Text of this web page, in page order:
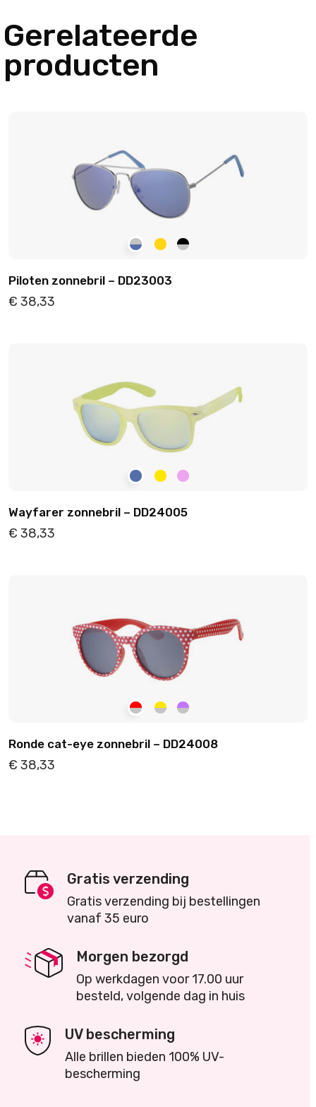
Gerelateerde
producten
Piloten zonnebril – DD23003
€ 38,33
Wayfarer zonnebril – DD24005
€ 38,33
Ronde cat-eye zonnebril – DD24008
€ 38,33
Gratis verzending
Gratis verzending bij bestellingen
vanaf 35 euro
Morgen bezorgd
Op werkdagen voor 17.00 uur
besteld, volgende dag in huis
UV bescherming
Alle brillen bieden 100% UV-
bescherming